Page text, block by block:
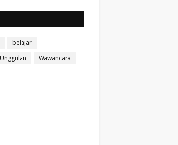
belajar
Unggulan
Wawancara